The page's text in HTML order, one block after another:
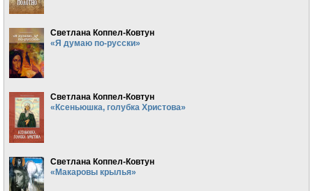
Светлана Коппел-Ковтун
«Я думаю по-русски»
Светлана Коппел-Ковтун
«Ксеньюшка, голубка Христова»
Светлана Коппел-Ковтун
«Макаровы крылья»